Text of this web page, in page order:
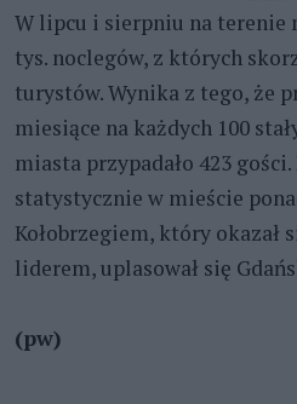
W lipcu i sierpniu na terenie
tys. noclegów, z których
turystów. Wynika z tego, że
miesiące na każdych 100
miasta przypadało 423
statystycznie w mieście
Kołobrzegiem, który okazał
liderem, uplasował się
(pw)